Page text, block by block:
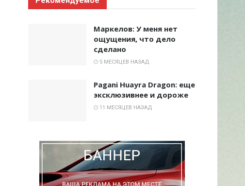
Маркелов: У меня нет
ощущения, что дело
сделано
5 МЕСЯЦЕВ НАЗАД
Pagani Huayra Dragon: еще
эксклюзивнее и дороже
11 МЕСЯЦЕВ НАЗАД